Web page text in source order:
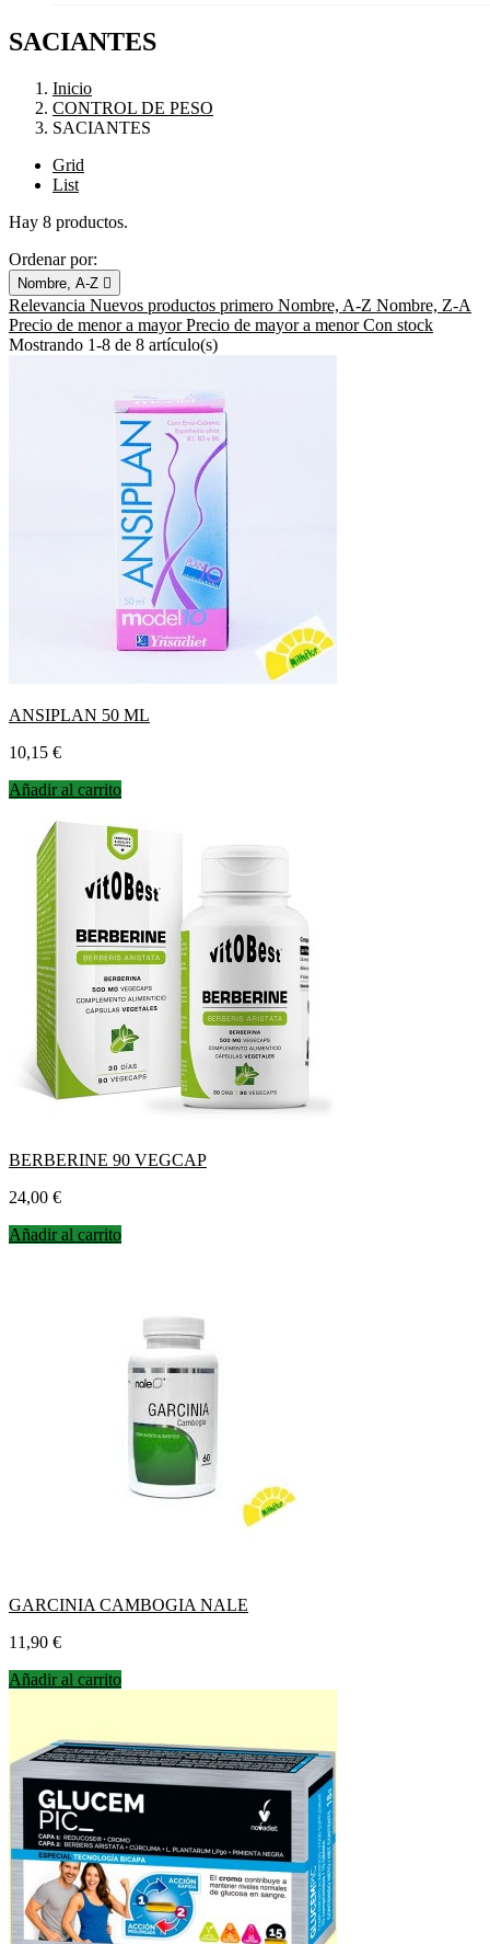
SACIANTES
Inicio
CONTROL DE PESO
SACIANTES
Grid
List
Hay 8 productos.
Ordenar por:
Nombre, A-Z 
Relevancia Nuevos productos primero Nombre, A-Z Nombre, Z-A
Precio de menor a mayorPrecio de mayor a menorCon stock
Mostrando 1-8 de 8 artículo(s)
ANSIPLAN 50 ML
Precio
10,15 €
Añadir al carrito
BERBERINE 90 VEGCAP
Precio
24,00 €
Añadir al carrito
GARCINIA CAMBOGIA NALE
Precio
11,90 €
Añadir al carrito